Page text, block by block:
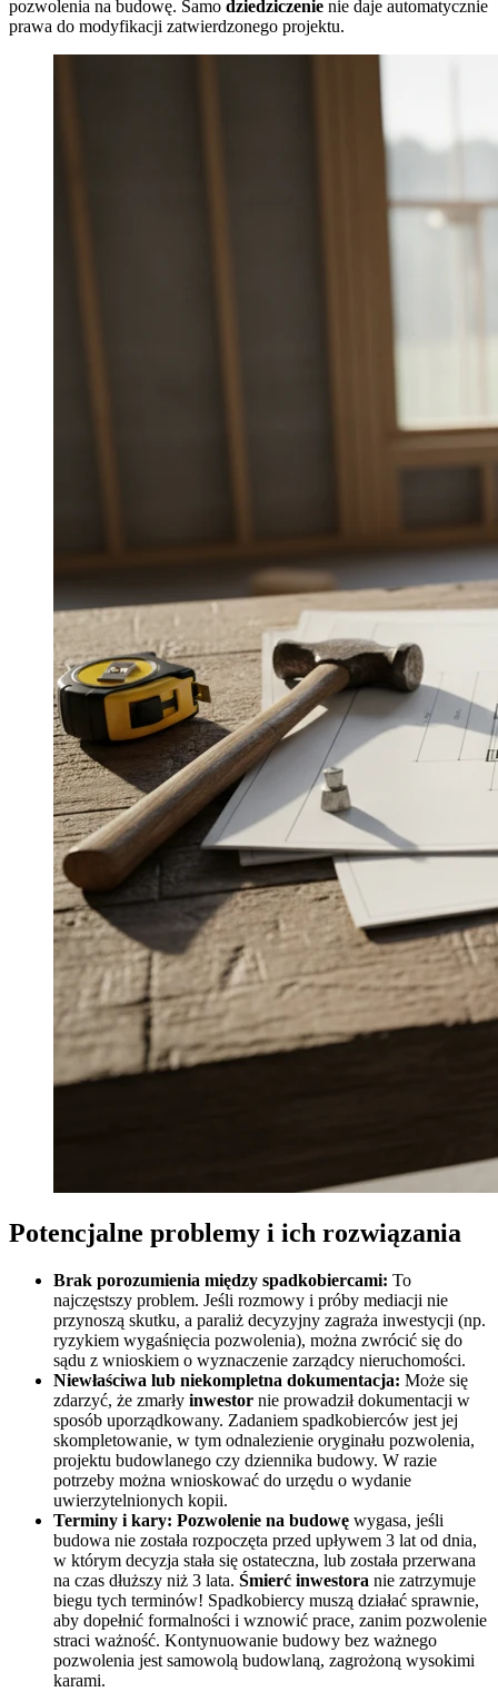
pozwolenia na budowę. Samo dziedziczenie nie daje automatycznie
prawa do modyfikacji zatwierdzonego projektu.
Potencjalne problemy i ich rozwiązania
Brak porozumienia między spadkobiercami: To
najczęstszy problem. Jeśli rozmowy i próby mediacji nie
przynoszą skutku, a paraliż decyzyjny zagraża inwestycji (np.
ryzykiem wygaśnięcia pozwolenia), można zwrócić się do
sądu z wnioskiem o wyznaczenie zarządcy nieruchomości.
Niewłaściwa lub niekompletna dokumentacja: Może się
zdarzyć, że zmarły inwestor nie prowadził dokumentacji w
sposób uporządkowany. Zadaniem spadkobierców jest jej
skompletowanie, w tym odnalezienie oryginału pozwolenia,
projektu budowlanego czy dziennika budowy. W razie
potrzeby można wnioskować do urzędu o wydanie
uwierzytelnionych kopii.
Terminy i kary: Pozwolenie na budowę wygasa, jeśli
budowa nie została rozpoczęta przed upływem 3 lat od dnia,
w którym decyzja stała się ostateczna, lub została przerwana
na czas dłuższy niż 3 lata. Śmierć inwestora nie zatrzymuje
biegu tych terminów! Spadkobiercy muszą działać sprawnie,
aby dopełnić formalności i wznowić prace, zanim pozwolenie
straci ważność. Kontynuowanie budowy bez ważnego
pozwolenia jest samowolą budowlaną, zagrożoną wysokimi
karami.